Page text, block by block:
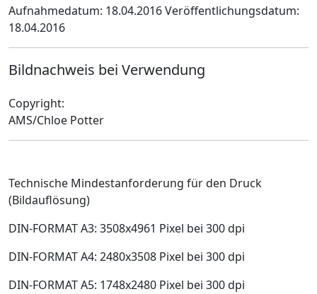
Aufnahmedatum: 18.04.2016Veröffentlichungsdatum:
18.04.2016
Bildnachweis bei Verwendung
Copyright:
AMS/Chloe Potter
Technische Mindestanforderung für den Druck
(Bildauflösung)
DIN-FORMAT A3: 3508x4961 Pixel bei 300 dpi
DIN-FORMAT A4: 2480x3508 Pixel bei 300 dpi
DIN-FORMAT A5: 1748x2480 Pixel bei 300 dpi